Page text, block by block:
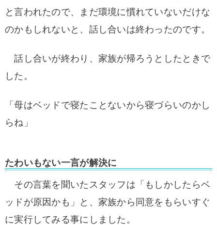
と言われたので、まだ環境に慣れていないだけな
のかもしれないと、話し合いは終わったのです。
話し合いが終わり、家族が帰ろうとしたときで
した。
「母はベッドで寝たことないから寝づらいのかし
らね」
たわいもない一言が解決に
その言葉を聞いたスタッフは「もしかしたらベ
ッドが原因かも」と、家族から同意をもらいすぐ
に実行してみる事にしました。